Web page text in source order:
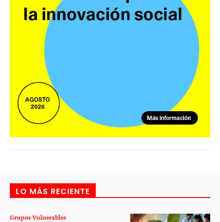
LO MÁS RECIENTE
Grupos Vulnerables